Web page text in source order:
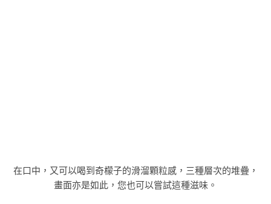
在口中，又可以喝到奇檬子的滑溜顆粒感，三種層次的堆疊，
畫面亦是如此，您也可以嘗試這種滋味。